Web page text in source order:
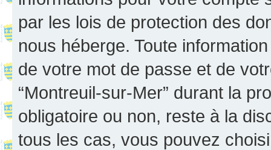
par les lois de protection des
nous héberge. Toute
de votre mot de passe et de
“Montreuil-sur-Mer” durant la
obligatoire ou non, reste à la
tous les cas, vous pouvez